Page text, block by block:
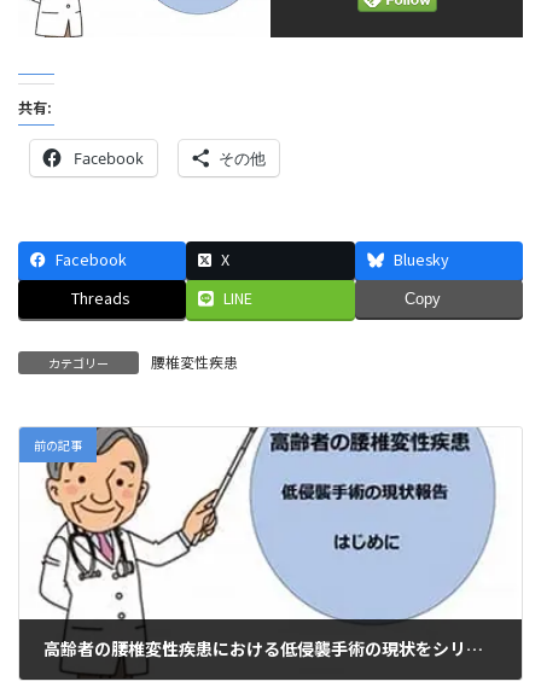
共有:
Facebook その他
Facebook X
Bluesky
Threads
LINE Copy
カテゴリー 腰椎変性疾患
前の記事
高齢者の腰椎変性疾患における低侵襲手術の現状をシリーズでお伝えします。